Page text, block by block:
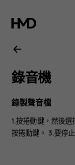
Nokia
2720
用
戶
指
錄音機
錄製聲音檔
1.按捲動鍵，然後選
按捲動鍵。 3.要停